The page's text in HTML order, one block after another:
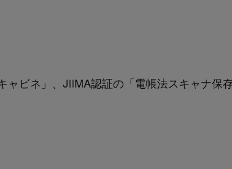
ャビネ」、JIIMA認証の「電帳法スキャナ保